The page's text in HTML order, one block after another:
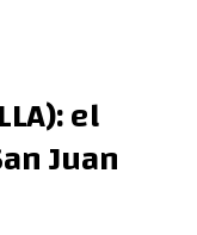
el
Juan